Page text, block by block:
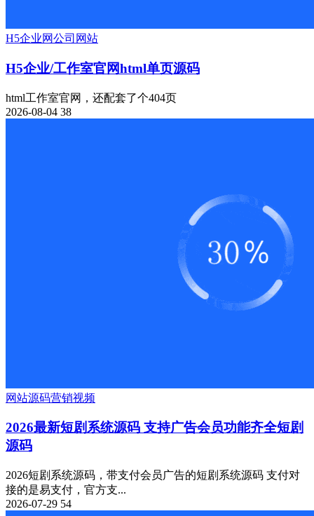
H5企业网公司网站
H5企业/工作室官网html单页源码
html工作室官网，还配套了个404页
2026-08-04 38
网站源码营销视频
2026最新短剧系统源码 支持广告会员功能齐全短剧
源码
2026短剧系统源码，带支付会员广告的短剧系统源码 支付对
接的是易支付，官方支...
2026-07-29 54